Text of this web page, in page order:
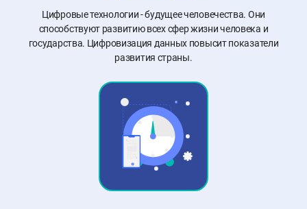
Цифровые технологии - будущее человечества. Они
способствуют развитию всех сфер жизни человека и
государства. Цифровизация данных повысит показатели
развития страны.